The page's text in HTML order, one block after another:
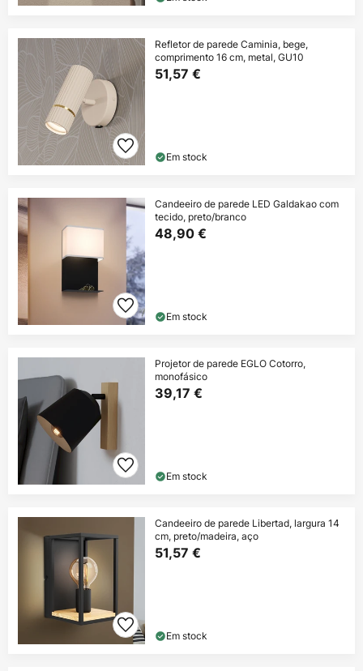
Refletor de parede Caminia, bege,
comprimento 16 cm, metal, GU10
51,57 €
Em stock
Candeeiro de parede LED Galdakao com
tecido, preto/branco
48,90 €
Em stock
Projetor de parede EGLO Cotorro,
monofásico
39,17 €
Em stock
Candeeiro de parede Libertad, largura 14
cm, preto/madeira, aço
51,57 €
Em stock